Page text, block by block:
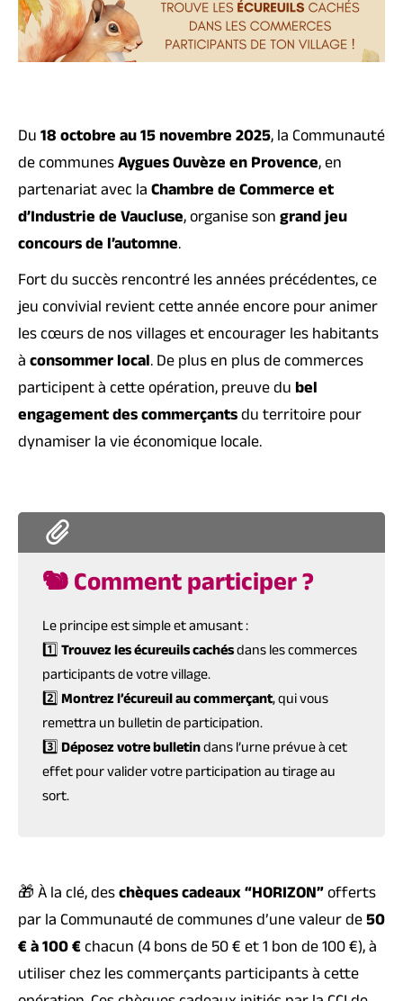
Du18 octobre au 15 novembre 2025, la Communauté
de communesAygues Ouvèze en Provence, en
partenariat avec laChambre de Commerce et
d’Industrie de Vaucluse, organise songrand jeu
concours de l’automne.
Fort du succès rencontré les années précédentes, ce
jeu convivial revient cette année encore pour animer
les cœurs de nos villages et encourager les habitants
àconsommer local. De plus en plus de commerces
participent à cette opération, preuve dubel
engagement des commerçantsdu territoire pour
dynamiser la vie économique locale.
🐿️ Comment participer ?
Le principe est simple et amusant :
1️⃣Trouvez les écureuils cachésdans les commerces
participants de votre village.
2️⃣Montrez l’écureuil au commerçant, qui vous
remettra un bulletin de participation.
3️⃣Déposez votre bulletindans l’urne prévue à cet
effet pour valider votre participation au tirage au
sort.
🎁 À la clé, deschèques cadeaux “HORIZON”offerts
par la Communauté de communes d’une valeur de50
€ à 100 €chacun (4 bons de 50 € et 1 bon de 100 €), à
utiliser chez les commerçants participants à cette